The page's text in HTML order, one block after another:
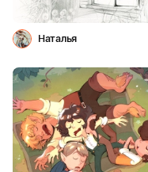
Наталья